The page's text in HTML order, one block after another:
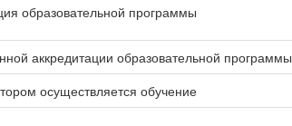
образовательной программы
аккредитации образовательной программы
осуществляется обучение